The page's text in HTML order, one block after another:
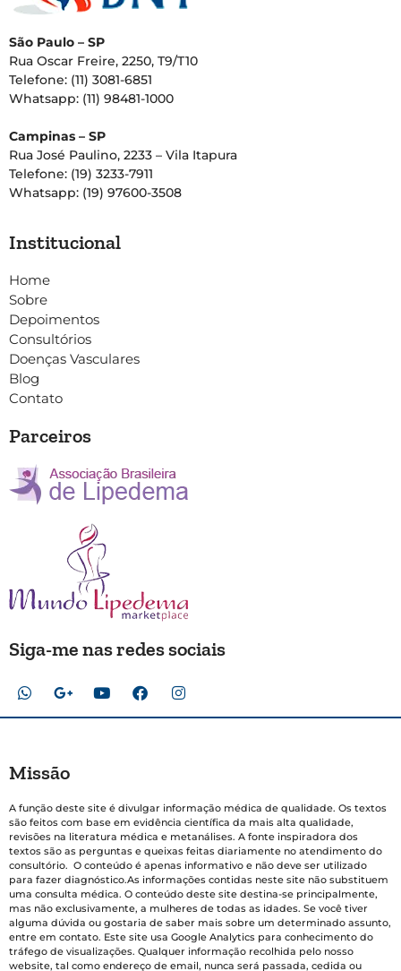
São Paulo – SP
Rua Oscar Freire, 2250, T9/T10
Telefone: (11) 3081-6851
Whatsapp: (11) 98481-1000
Campinas – SP
Rua José Paulino, 2233 – Vila Itapura
Telefone: (19) 3233-7911
Whatsapp: (19) 97600-3508
Institucional
Home
Sobre
Depoimentos
Consultórios
Doenças Vasculares
Blog
Contato
Parceiros
Siga-me nas redes sociais
Missão
A função deste site é divulgar informação médica de qualidade. Os textos
são feitos com base em evidência científica da mais alta qualidade,
revisões na literatura médica e metanálises. A fonte inspiradora dos
textos são as perguntas e queixas feitas diariamente no atendimento do
consultório. O conteúdo é apenas informativo e não deve ser utilizado
para fazer diagnóstico.As informações contidas neste site não substituem
uma consulta médica. O conteúdo deste site destina-se principalmente,
mas não exclusivamente, a mulheres de todas as idades. Se você tiver
alguma dúvida ou gostaria de saber mais sobre um determinado assunto,
entre em contato. Este site usa Google Analytics para conhecimento do
tráfego de visualizações. Qualquer informação recolhida pelo nosso
website, tal como endereço de email, nunca será passada, cedida ou